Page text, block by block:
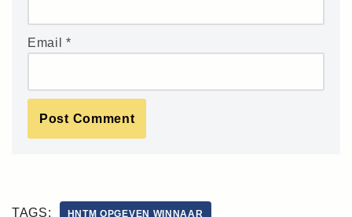
Email*
TAGS: HNTM OPGEVEN WINNAAR